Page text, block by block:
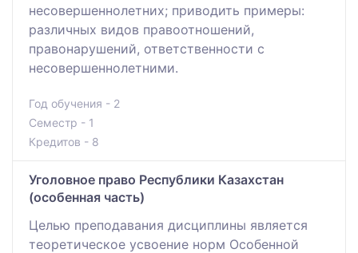
несовершеннолетних; приводить примеры:
различных видов правоотношений,
правонарушений, ответственности с
несовершеннолетними.
Год обучения - 2
Семестр - 1
Кредитов - 8
Уголовное право Республики Казахстан
(особенная часть)
Целью преподавания дисциплины является
теоретическое усвоение норм Особенной